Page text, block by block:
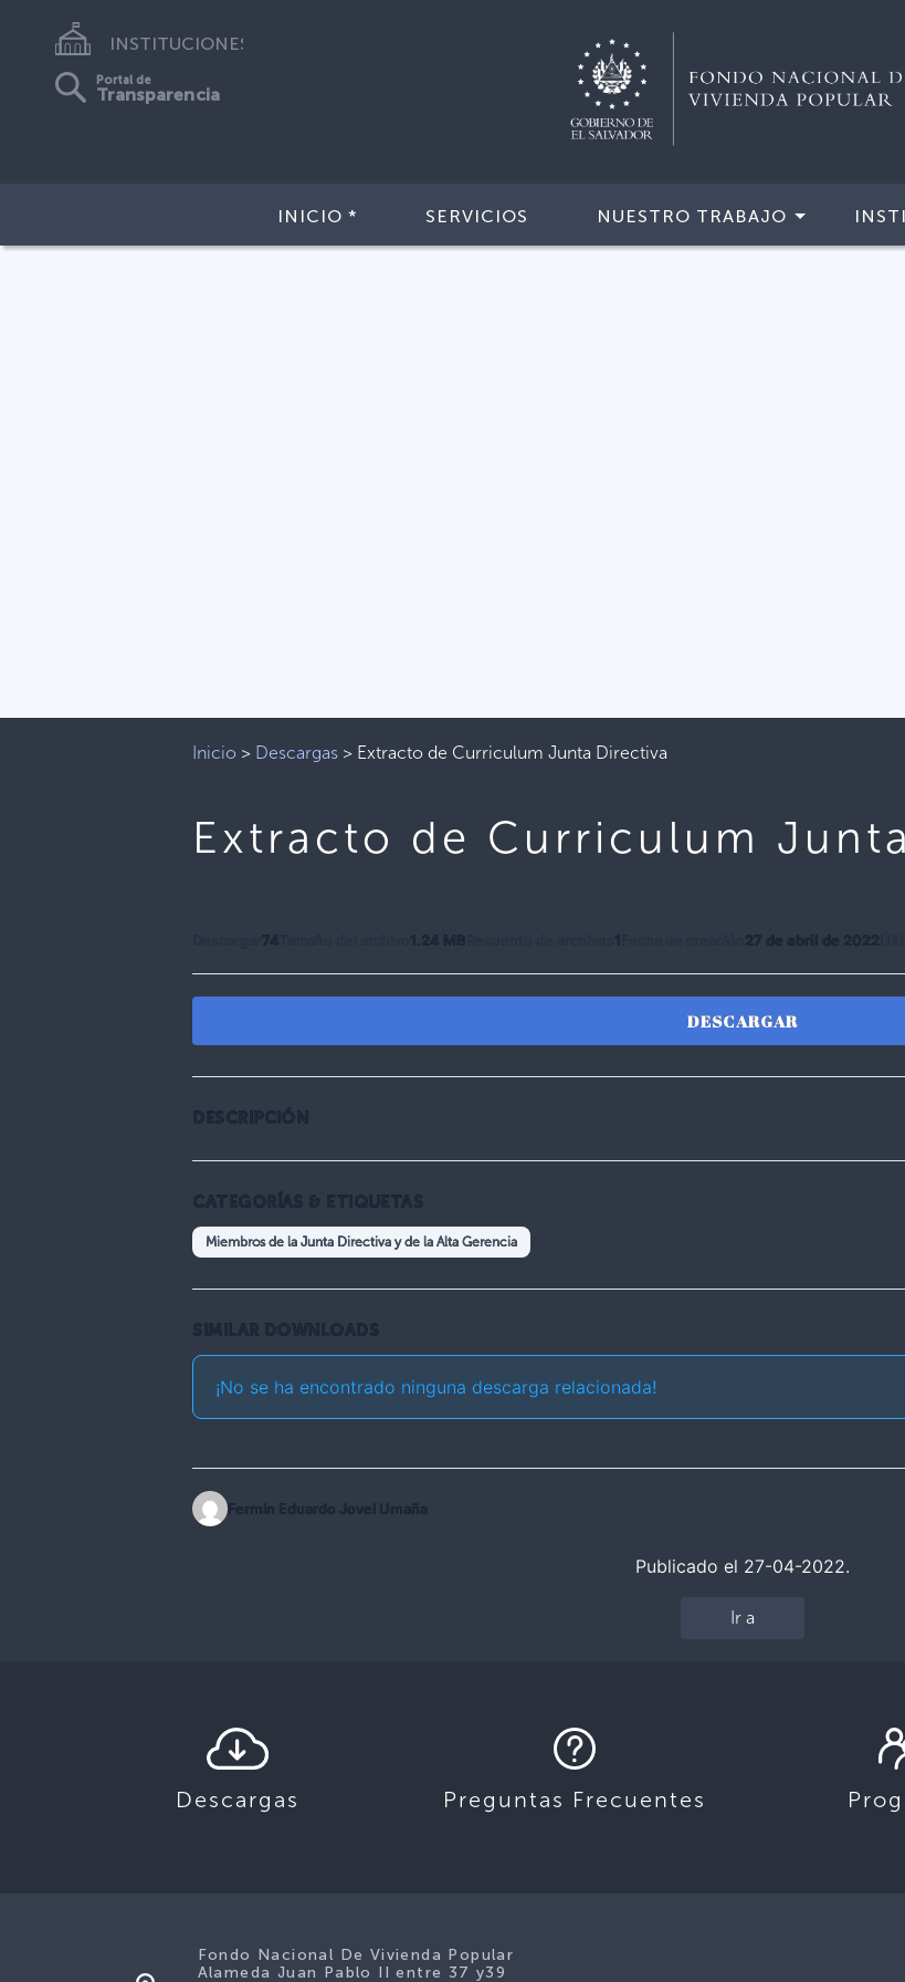
INSTITUCIONES
Portal de
Transparencia
INICIO * SERVICIOS NUESTRO TRABAJO
Inicio > Descargas > Extracto de Curriculum Junta Directiva
Extracto de Curriculum
74 1.24 MB 1 27 de abril de 2022
DESCARGAR
DESCRIPCIÓN
CATEGORÍAS & ETIQUETAS
Miembros de la Junta Directiva y de la Alta Gerencia
SIMILAR DOWNLOADS
¡No se ha encontrado ninguna descarga relacionada!
Fermín Eduardo Jovel Umaña
Publicado el 27-04-2022.
Ir a
Descargas Preguntas Frecuentes
Fondo Nacional De Vivienda Popular
Alameda Juan Pablo II entre 37 y39